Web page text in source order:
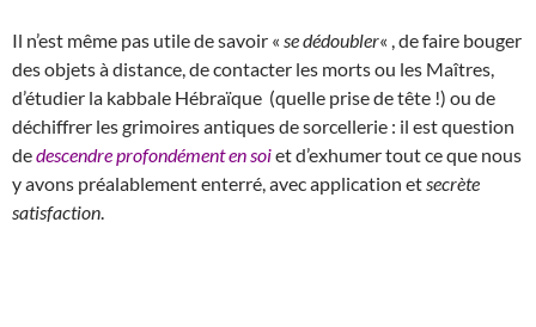
Il n’est même pas utile de savoir « se dédoubler« , de faire bouger
des objets à distance, de contacter les morts ou les Maîtres,
d’étudier la kabbale Hébraïque (quelle prise de tête !) ou de
déchiffrer les grimoires antiques de sorcellerie : il est question
dedescendre profondément en soiet d’exhumer tout ce que nous
y avons préalablement enterré, avec application et secrète
satisfaction